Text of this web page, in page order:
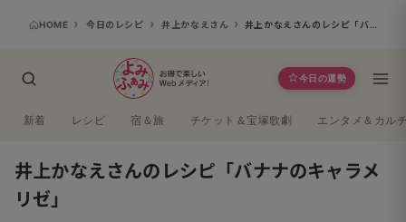
HOME 今日のレシピ 井上かなえさん 井上かなえさんのレシピ「バナナのキャラメリゼ」
今日の運勢
新着 レシピ 宿＆旅 チケット＆宝塚歌劇 エンタメ＆カル
井上かなえさんのレシピ「バナナのキャラメ
リゼ」